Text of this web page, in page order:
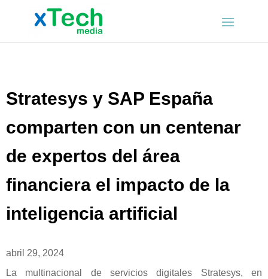
Stratesys y SAP España
comparten con un centenar
de expertos del área
financiera el impacto de la
inteligencia artificial
abril 29, 2024
La multinacional de servicios digitales Stratesys, en